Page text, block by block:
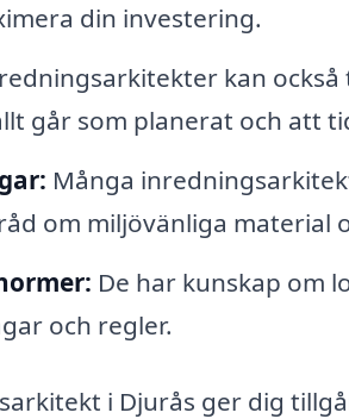
din investering.
kan
går som planerat och att
Många
om miljövänliga material
De har kunskap om
och regler.
i Djurås ger dig